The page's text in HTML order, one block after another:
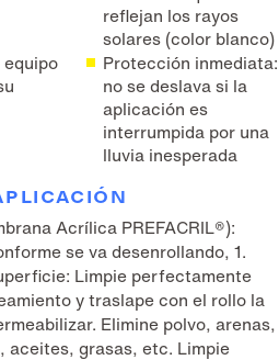
reflejan los rayos
solares (color blanco)
Protección inmediata:
no se deslava si la
aplicación es
interrumpida por una
lluvia inesperada
Acrílica PREFACRIL®):
se va desenrollando, 1.
Limpie perfectamente
y traslape con el rollo la
Elimine polvo, arenas,
aceites, grasas, etc. Limpie